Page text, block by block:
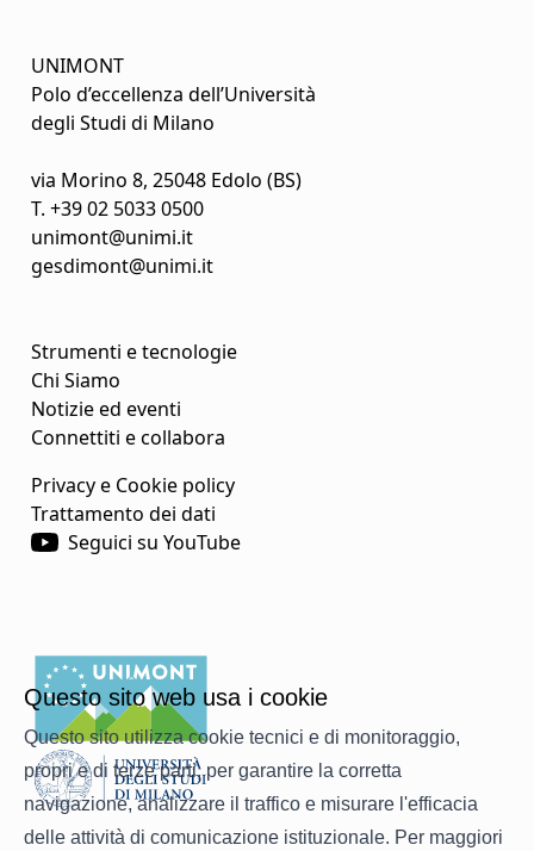
Questo sito web usa i cookie
Questo sito utilizza cookie tecnici e di monitoraggio,
propri e di terze parti, per garantire la corretta
navigazione, analizzare il traffico e misurare l'efficacia
delle attività di comunicazione istituzionale. Per maggiori
UNIMONT
Polo d’eccellenza dell’Università
degli Studi di Milano
via Morino 8, 25048 Edolo (BS)
T. +39 02 5033 0500
unimont@unimi.it
gesdimont@unimi.it
Strumenti e tecnologie
Chi Siamo
Notizie ed eventi
Connettiti e collabora
Privacy e Cookie policy
Trattamento dei dati
Seguici su YouTube